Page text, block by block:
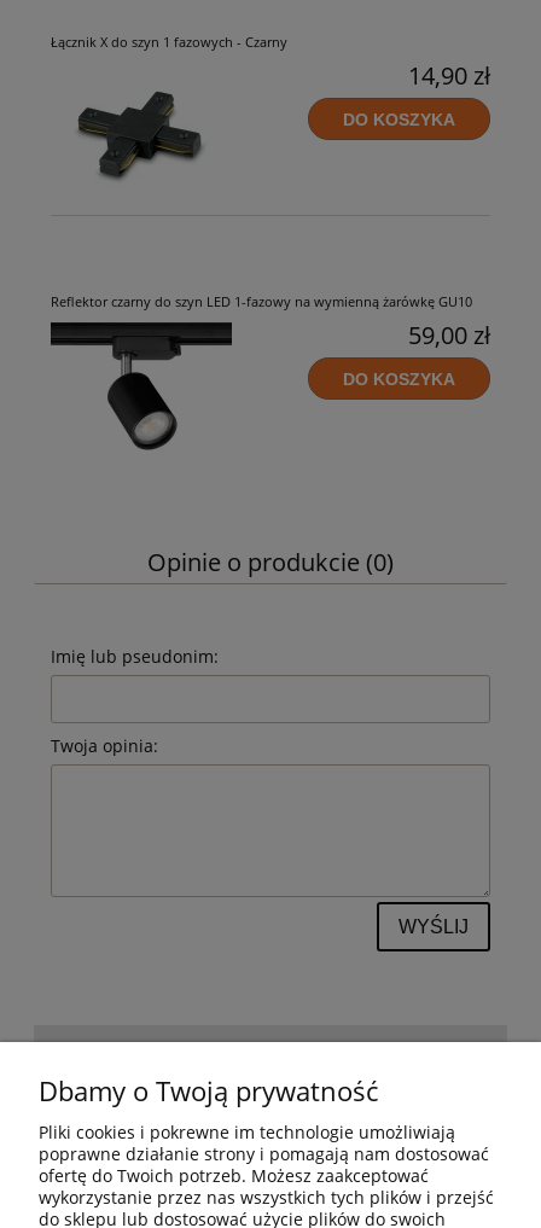
Łącznik X do szyn 1 fazowych - Czarny
14,90 zł
DO KOSZYKA
Reflektor czarny do szyn LED 1-fazowy na wymienną żarówkę GU10
59,00 zł
DO KOSZYKA
Opinie o produkcie (0)
Imię lub pseudonim:
Twoja opinia:
WYŚLIJ
BESTSELLERY
Dbamy o Twoją prywatność
Pliki cookies i pokrewne im technologie umożliwiają
poprawne działanie strony i pomagają nam dostosować
ofertę do Twoich potrzeb. Możesz zaakceptować
wykorzystanie przez nas wszystkich tych plików i przejść
do sklepu lub dostosować użycie plików do swoich